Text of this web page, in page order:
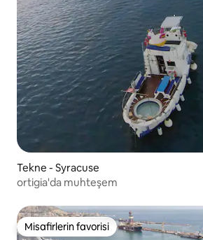
Tekne - Syracuse
ortigia'da muhteşem
Misafirlerin favorisi
Misafirlerin favorisi